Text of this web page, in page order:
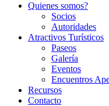
Quienes somos?
Socios
Autoridades
Atractivos Turísticos
Paseos
Galería
Eventos
Encuentros
Recursos
Contacto